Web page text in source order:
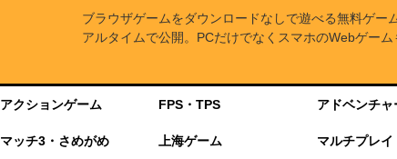
ブラウザゲームをダウンロードなしで遊べる無料ゲー
アルタイムで公開。PCだけでなくスマホのWebゲーム
アクションゲーム FPS・TPS アドベンチャ
マッチ3・さめがめ 上海ゲーム マルチプレイ